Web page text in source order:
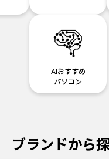
AIおすすめ
パソコン
ブランドから